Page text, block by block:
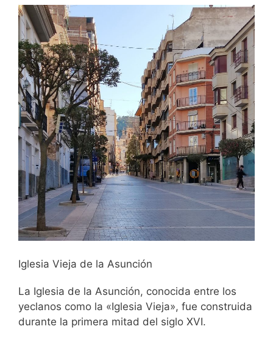
Iglesia Vieja de la Asunción
La Iglesia de la Asunción, conocida entre los
yeclanos como la «Iglesia Vieja», fue construida
durante la primera mitad del siglo XVI.